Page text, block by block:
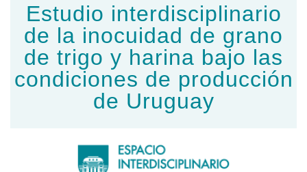
Estudio interdisciplinario
de la inocuidad de grano
de trigo y harina bajo las
condiciones de producción
de Uruguay